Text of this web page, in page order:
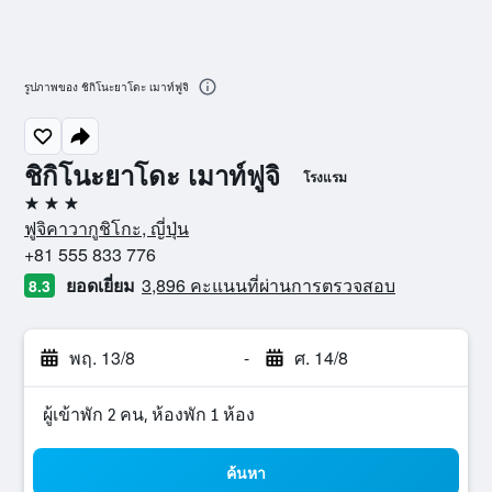
ชิกิโนะยาโดะ เมาท์ฟูจิ โรงแรม
3 ดาว
ฟูจิคาวากูชิโกะ, ญี่ปุ่น
+81 555 833 776
8.3 ยอดเยี่ยม 3,896 คะแนนที่ผ่านการตรวจสอบ
พฤ. 13/8 - ศ. 14/8
ผู้เข้าพัก 2 คน, ห้องพัก 1 ห้อง
ค้นหา
รูปภาพของ ชิกิโนะยาโดะ เมาท์ฟูจิ